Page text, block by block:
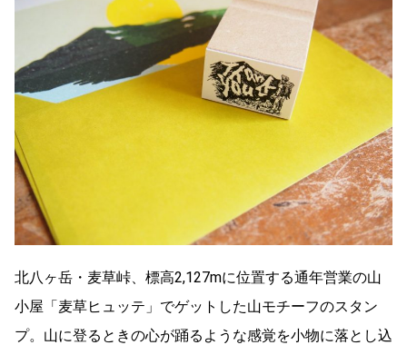
北八ヶ岳・麦草峠、標高2,127mに位置する通年営業の山
小屋「麦草ヒュッテ」でゲットした山モチーフのスタン
プ。山に登るときの心が踊るような感覚を小物に落とし込